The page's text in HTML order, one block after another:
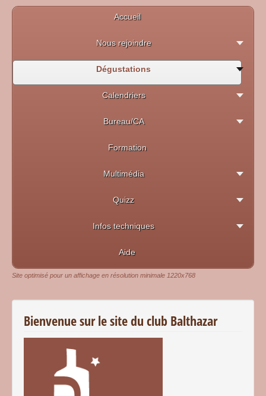
Accueil
Nous rejoindre
Dégustations
Calendriers
Bureau/CA
Formation
Multimédia
Quizz
Infos techniques
Aide
Site optimisé pour un affichage en résolution minimale 1220x768
Bienvenue sur le site du club Balthazar